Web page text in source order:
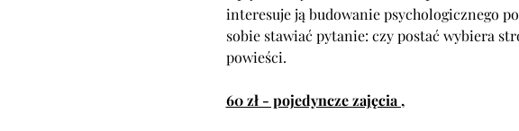
interesuje ją budowanie psychologicznego
sobie stawiać pytanie: czy postać wybiera
powieści.
60 zł - pojedyncze zajęcia ,